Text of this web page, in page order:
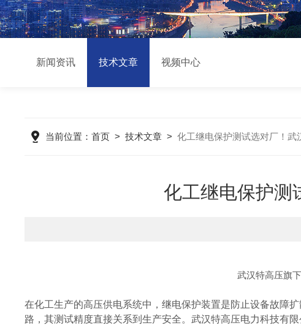
新闻资讯 技术文章 视频中心
当前位置：首页 >技术文章 >化工继电保护测试选对厂！
化工继电保护测
武汉特高压旗
在化工生产的高压供电系统中，继电保护装置是防止设备故障
路，其测试精度直接关系到生产安全。武汉特高压电力科技有